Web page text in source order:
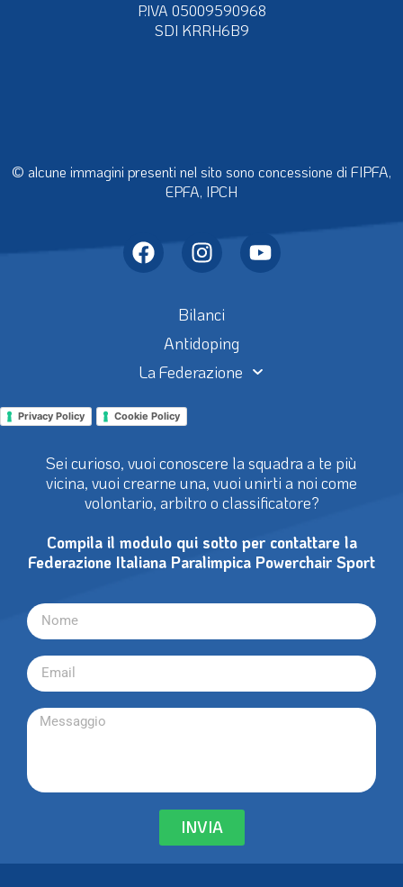
P.IVA 05009590968
SDI KRRH6B9
© alcune immagini presenti nel sito sono concessione di FIPFA,
EPFA, IPCH
Bilanci
Antidoping
La Federazione
Privacy Policy Cookie Policy
Sei curioso, vuoi conoscere la squadra a te più
vicina, vuoi crearne una, vuoi unirti a noi come
volontario, arbitro o classificatore?
Compila il modulo qui sotto per contattare la
Federazione Italiana Paralimpica Powerchair Sport
INVIA